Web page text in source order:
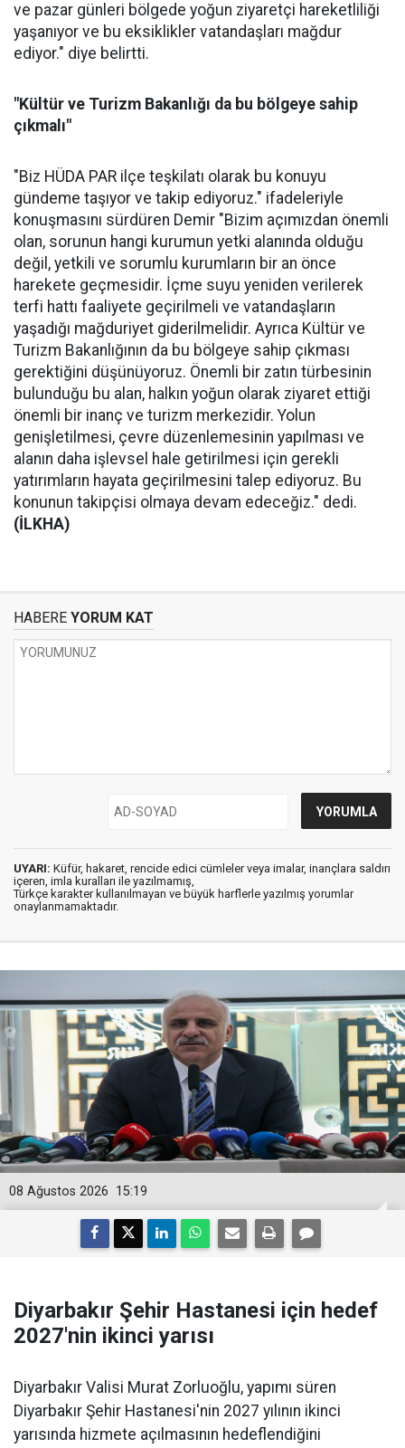
ve pazar günleri bölgede yoğun ziyaretçi hareketliliği
yaşanıyor ve bu eksiklikler vatandaşları mağdur
ediyor." diye belirtti.
"Kültür ve Turizm Bakanlığı da bu bölgeye sahip
çıkmalı"
"Biz HÜDA PAR ilçe teşkilatı olarak bu konuyu
gündeme taşıyor ve takip ediyoruz." ifadeleriyle
konuşmasını sürdüren Demir "Bizim açımızdan önemli
olan, sorunun hangi kurumun yetki alanında olduğu
değil, yetkili ve sorumlu kurumların bir an önce
harekete geçmesidir. İçme suyu yeniden verilerek
terfi hattı faaliyete geçirilmeli ve vatandaşların
yaşadığı mağduriyet giderilmelidir. Ayrıca Kültür ve
Turizm Bakanlığının da bu bölgeye sahip çıkması
gerektiğini düşünüyoruz. Önemli bir zatın türbesinin
bulunduğu bu alan, halkın yoğun olarak ziyaret ettiği
önemli bir inanç ve turizm merkezidir. Yolun
genişletilmesi, çevre düzenlemesinin yapılması ve
alanın daha işlevsel hale getirilmesi için gerekli
yatırımların hayata geçirilmesini talep ediyoruz. Bu
konunun takipçisi olmaya devam edeceğiz." dedi.
(İLKHA)
HABERE YORUM KAT
UYARI: Küfür, hakaret, rencide edici cümleler veya imalar, inançlara saldırı
içeren, imla kuralları ile yazılmamış,
Türkçe karakter kullanılmayan ve büyük harflerle yazılmış yorumlar
onaylanmamaktadır.
15:19
08 Ağustos 2026
Diyarbakır Şehir Hastanesi için hedef
2027'nin ikinci yarısı
Diyarbakır Valisi Murat Zorluoğlu, yapımı süren
Diyarbakır Şehir Hastanesi'nin 2027 yılının ikinci
yarısında hizmete açılmasının hedeflendiğini